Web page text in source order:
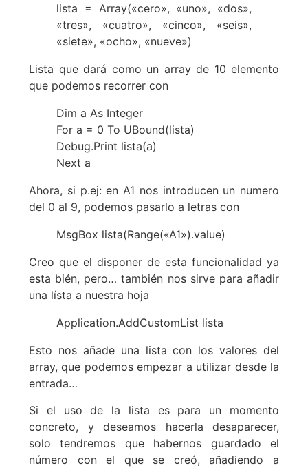
lista = Array(«cero», «uno», «dos»,
«tres», «cuatro», «cinco», «seis»,
«siete», «ocho», «nueve»)
Lista que dará como un array de 10 elemento
que podemos recorrer con
Dim a As Integer
For a = 0 To UBound(lista)
Debug.Print lista(a)
Next a
Ahora, si p.ej: en A1 nos introducen un numero
del 0 al 9, podemos pasarlo a letras con
MsgBox lista(Range(«A1»).value)
Creo que el disponer de esta funcionalidad ya
esta bién, pero… también nos sirve para añadir
una lísta a nuestra hoja
Application.AddCustomList lista
Esto nos añade una lista con los valores del
array, que podemos empezar a utilizar desde la
entrada…
Si el uso de la lista es para un momento
concreto, y deseamos hacerla desaparecer,
solo tendremos que habernos guardado el
número con el que se creó, añadiendo a